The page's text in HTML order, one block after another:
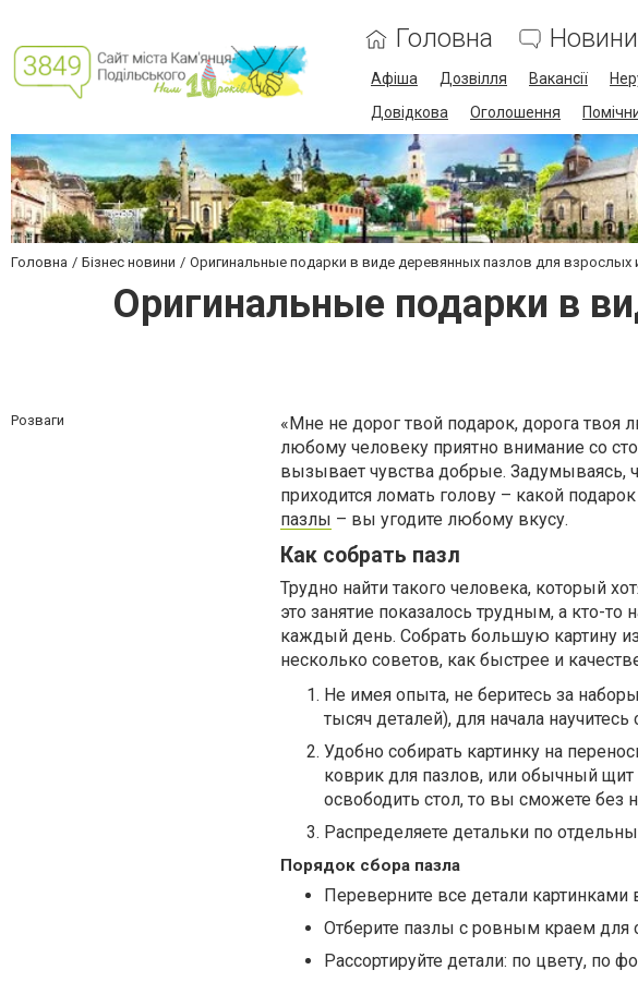
Головна Новини
Афіша Дозвілля Вакансії
Довідкова
Оголошення
Головна Бізнес новини Оригинальные подарки в виде деревянных пазлов для взрослых
Оригинальные подарки в
Розваги
«Мне не дорог твой подарок, дорога твоя
любому человеку приятно внимание со
вызывает чувства добрые. Задумываясь,
приходится ломать голову – какой
пазлы – вы угодите любому вкусу.
Как собрать пазл
Трудно найти такого человека, который
это занятие показалось трудным, а кто-то
каждый день. Собрать большую картину
несколько советов, как быстрее и
Не имея опыта, не беритесь за
тысяч деталей), для начала
Удобно собирать картинку на
коврик для пазлов, или обычный щит
освободить стол, то вы сможете без
Распределяете детальки по
Порядок сбора пазла
Переверните все детали картинками
Отберите пазлы с ровным краем для
Рассортируйте детали: по цвету, по